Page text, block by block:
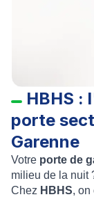
HBHS :
porte
Garenne
Votre porte de
milieu de la nuit
Chez HBHS, on